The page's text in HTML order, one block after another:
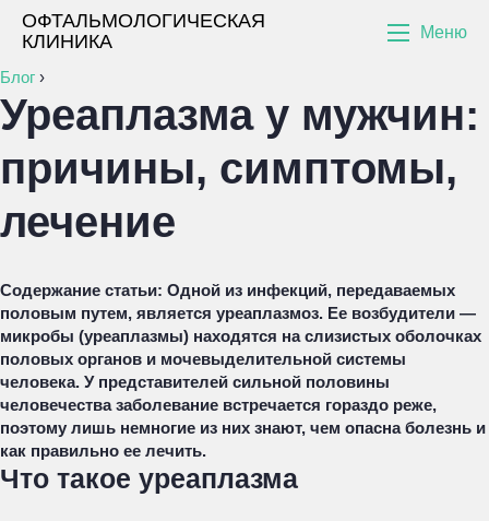
ОФТАЛЬМОЛОГИЧЕСКАЯ
КЛИНИКА
Меню
Блог ›
Уреаплазма у мужчин:
причины, симптомы,
лечение
Содержание статьи: Одной из инфекций, передаваемых
половым путем, является уреаплазмоз. Ее возбудители —
микробы (уреаплазмы) находятся на слизистых оболочках
половых органов и мочевыделительной системы
человека. У представителей сильной половины
человечества заболевание встречается гораздо реже,
поэтому лишь немногие из них знают, чем опасна болезнь и
как правильно ее лечить.
Что такое уреаплазма